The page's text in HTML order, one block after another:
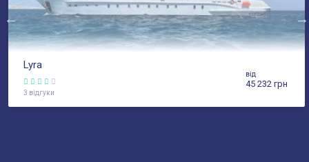
Lyra
3 відгуки
від
45 232 грн